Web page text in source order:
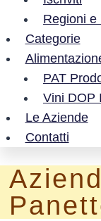
Regioni e
Categorie
PAT
Vini DOP
Le Aziende
Contatti